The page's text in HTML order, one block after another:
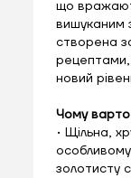
що
вишуканим
створена
рецептами,
новий
Чому варто
• Щільна,
золотисту